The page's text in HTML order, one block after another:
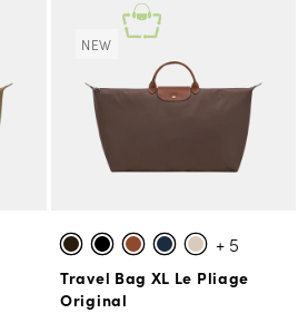
NEW
+ 5
Travel Bag XL Le Pliage
Original